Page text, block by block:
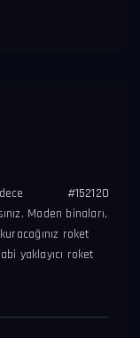
#152120
Maden binaları,
roket
yaklayıcı roket